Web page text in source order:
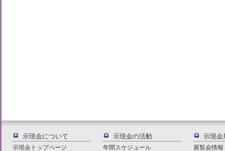
示現会について
示現会トップページ
示現会の活動
年間スケジュール
示現会
展覧会情報